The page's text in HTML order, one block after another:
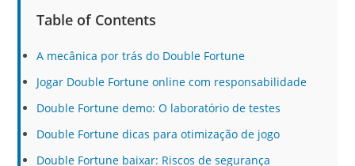
Table of Contents
A mecânica por trás do Double Fortune
Jogar Double Fortune online com responsabilidade
Double Fortune demo: O laboratório de testes
Double Fortune dicas para otimização de jogo
Double Fortune baixar: Riscos de segurança